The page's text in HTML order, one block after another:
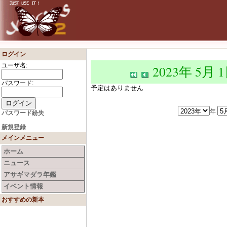
ログイン
ユーザ名:
パスワード:
パスワード紛失
新規登録
メインメニュー
ホーム
ニュース
アサギマダラ年鑑
イベント情報
おすすめの新本
2023年 5月
予定はありません
年